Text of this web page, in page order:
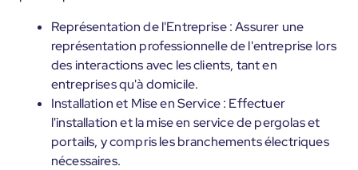
Représentation de l'Entreprise : Assurer une
représentation professionnelle de l'entreprise lors
des interactions avec les clients, tant en
entreprises qu'à domicile.
Installation et Mise en Service : Effectuer
l'installation et la mise en service de pergolas et
portails, y compris les branchements électriques
nécessaires.